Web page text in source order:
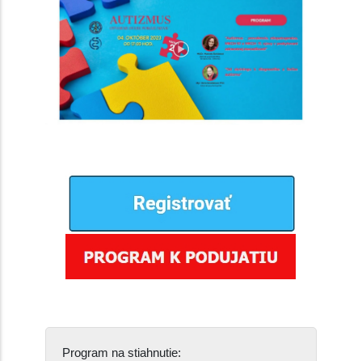
Program na stiahnutie: